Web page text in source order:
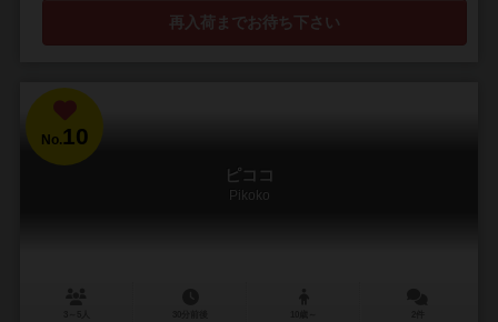
再入荷までお待ち下さい
No. 10
ピココ
Pikoko